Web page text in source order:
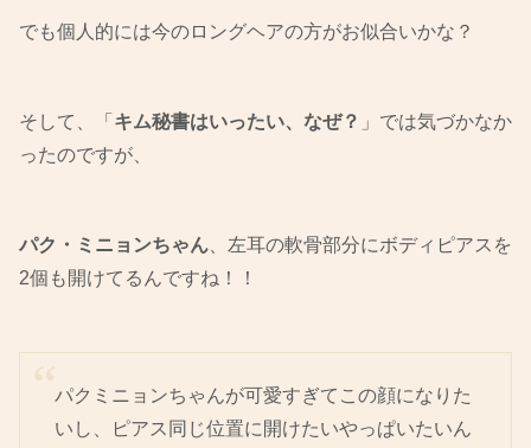
でも個人的には今のロングヘアの方がお似合いかな？
そして、「 キム秘書はいったい、なぜ？ 」では気づかなか
ったのですが、
パク・ミニョンちゃん 、左耳の軟骨部分にボディピアスを
2個も開けてるんですね！！
パクミニョンちゃんが可愛すぎてこの顔になりた
いし、ピアス同じ位置に開けたいやっぱいたいん